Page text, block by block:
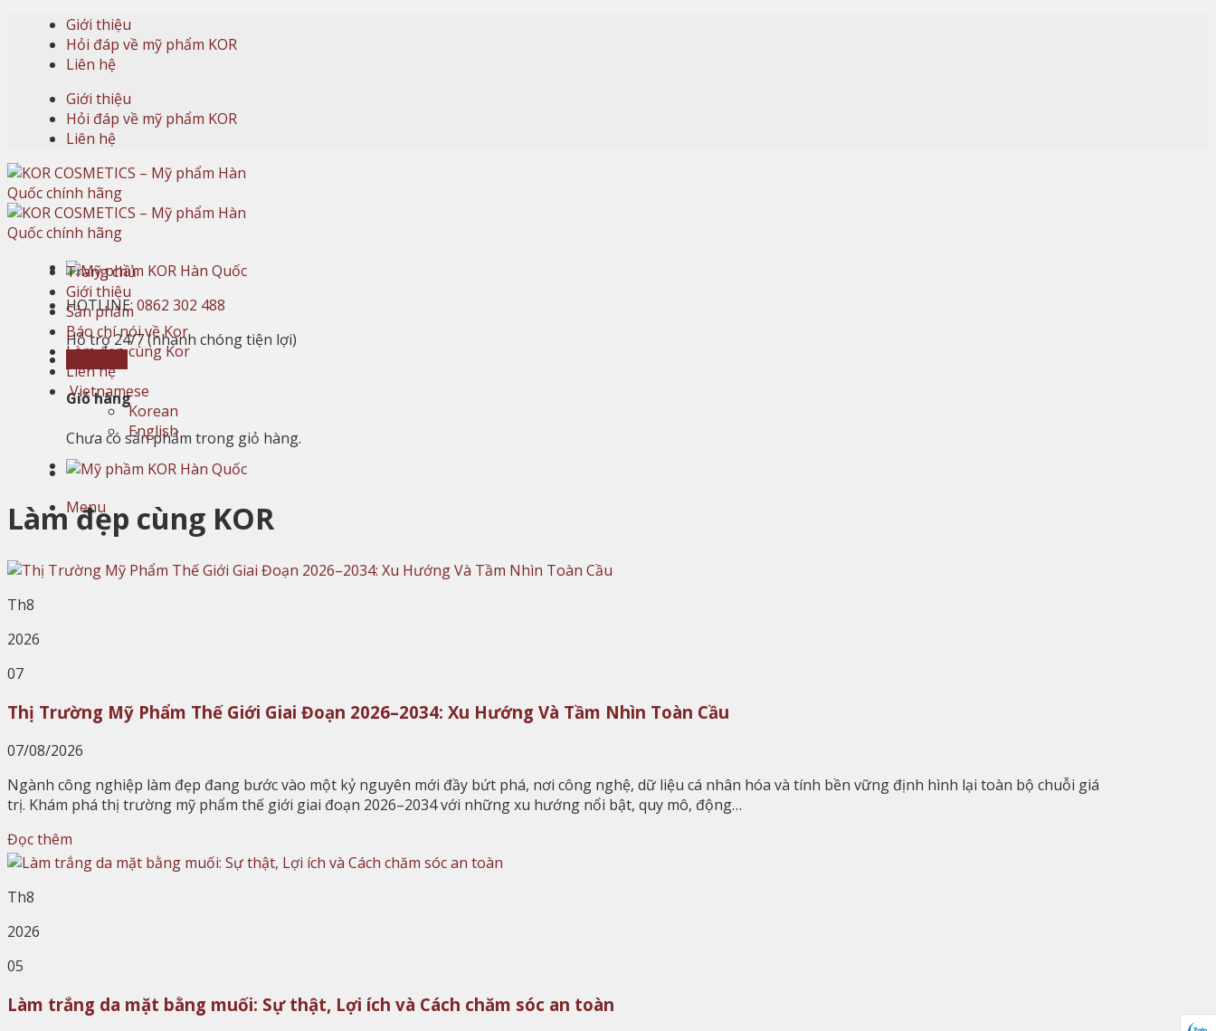
content
Giới thiệu
Hỏi đáp về mỹ phẩm KOR
Liên hệ
Giới thiệu
Hỏi đáp về mỹ phẩm KOR
Liên hệ
HOTLINE:0862 302 488
Hỗ trợ 24/7 (nhanh chóng tiện lợi)
Giỏ hàng
Chưa có sản phẩm trong giỏ hàng.
Menu
Trang chủ
Giới thiệu
Sản phẩm
Báo chí nói về Kor
Làm đẹp cùng Kor
Liên hệ
Vietnamese
Korean
English
Làm đẹp cùng KOR
Th8
2026
07
Thị Trường Mỹ Phẩm Thế Giới Giai Đoạn 2026–2034: Xu Hướng Và Tầm Nhìn Toàn Cầu
07/08/2026
Ngành công nghiệp làm đẹp đang bước vào một kỷ nguyên mới đầy bứt phá, nơi công nghệ, dữ liệu cá nhân hóa và tính bền vững định hình lại toàn bộ chuỗi giá
trị. Khám phá thị trường mỹ phẩm thế giới giai đoạn 2026–2034 với những xu hướng nổi bật, quy mô, động…
Đọc thêm
Th8
2026
05
Làm trắng da mặt bằng muối: Sự thật, Lợi ích và Cách chăm sóc an toàn